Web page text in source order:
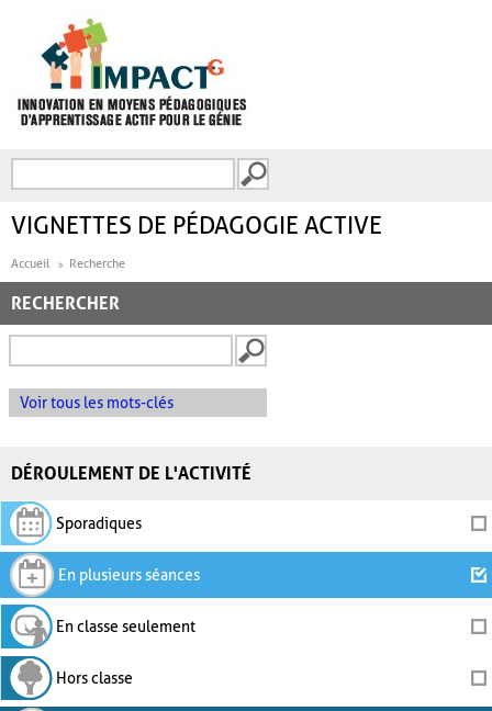
FORMULAIRE DE
VIGNETTES DE PÉDAGOGIE ACTIVE
Accueil Recherche
RECHERCHER
Voir tous les mots-clés
DÉROULEMENT DE L'ACTIVITÉ
Sporadiques
En plusieurs séances
En classe seulement
Hors classe